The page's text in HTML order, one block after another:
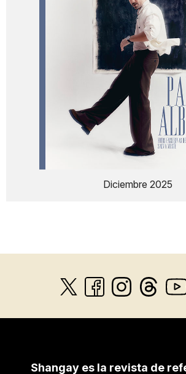
Diciembre 2025
Shangay es la revista de